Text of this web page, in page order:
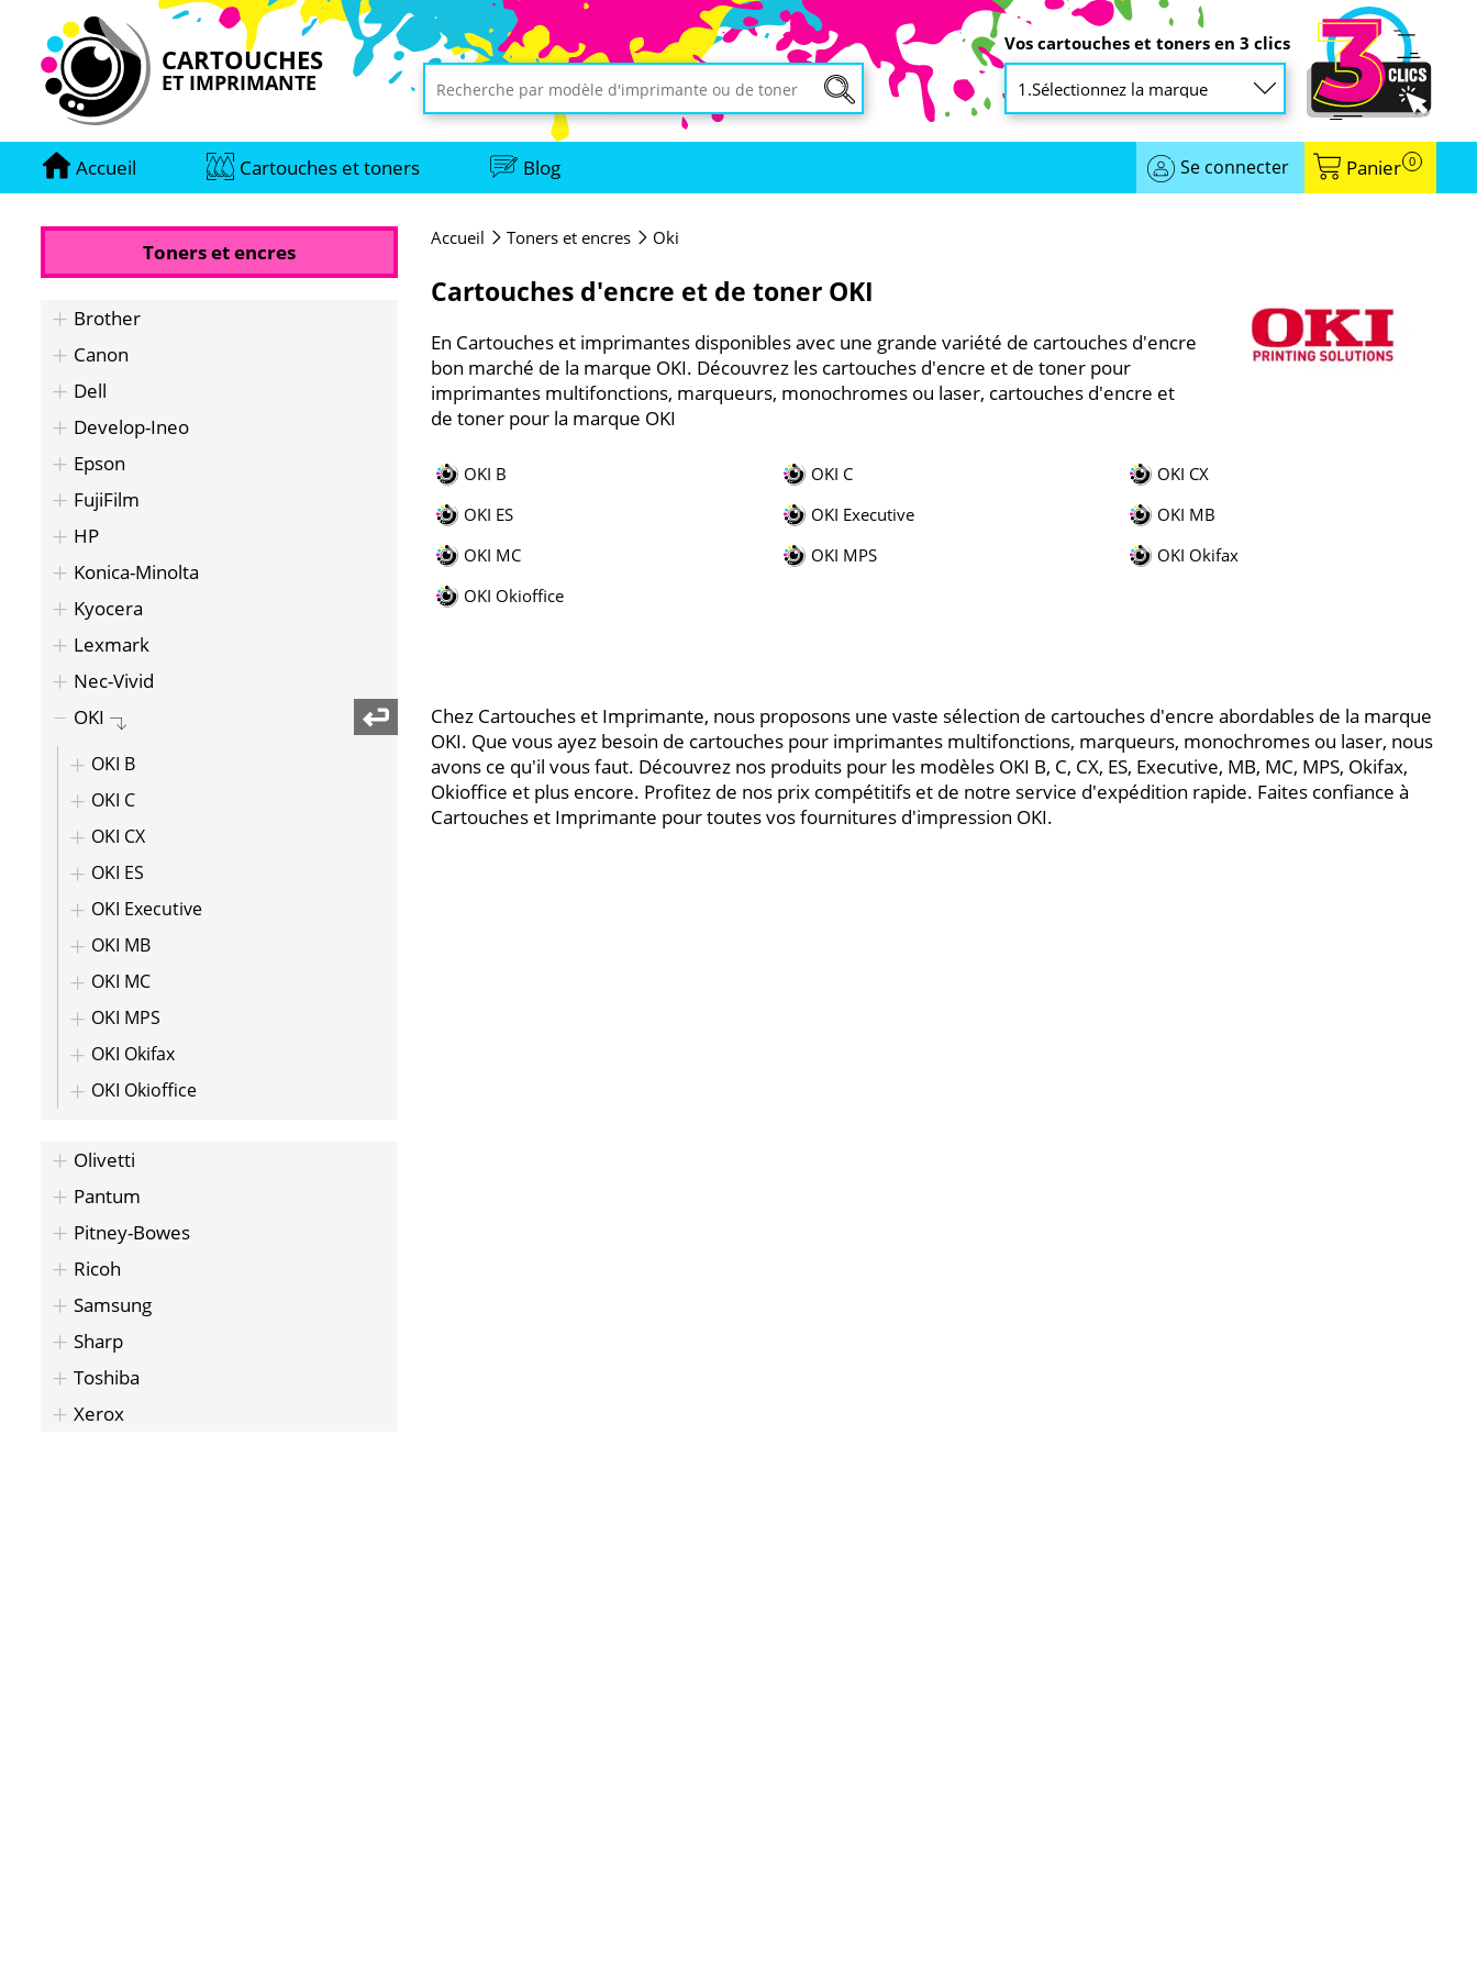
CARTOUCHES
ET IMPRIMANTE
Vos cartouches et toners en 3 clics
Accueil Cartouches et toners Blog Se connecter Panier 0
Toners et encres
Brother
Canon
Dell
Develop-Ineo
Epson
FujiFilm
HP
Konica-Minolta
Kyocera
Lexmark
Nec-Vivid
OKI
OKI B
OKI C
OKI CX
OKI ES
OKI Executive
OKI MB
OKI MC
OKI MPS
OKI Okifax
OKI Okioffice
Olivetti
Pantum
Pitney-Bowes
Ricoh
Samsung
Sharp
Toshiba
Xerox
Accueil Toners et encres Oki
Cartouches d'encre et de toner OKI
En Cartouches et imprimantes disponibles avec une grande variété de cartouches d'encre
bon marché de la marque OKI. Découvrez les cartouches d'encre et de toner pour
imprimantes multifonctions, marqueurs, monochromes ou laser, cartouches d'encre et
de toner pour la marque OKI
OKI B OKI C
OKI CX
OKI ES
OKI Executive
OKI MB
OKI MC
OKI MPS
OKI Okifax
OKI Okioffice
Chez Cartouches et Imprimante, nous proposons une vaste sélection de cartouches d'encre abordables de la marque
OKI. Que vous ayez besoin de cartouches pour imprimantes multifonctions, marqueurs, monochromes ou laser, nous
avons ce qu'il vous faut. Découvrez nos produits pour les modèles OKI B, C, CX, ES, Executive, MB, MC, MPS, Okifax,
Okioffice et plus encore. Profitez de nos prix compétitifs et de notre service d'expédition rapide. Faites confiance à
Cartouches et Imprimante pour toutes vos fournitures d'impression OKI.